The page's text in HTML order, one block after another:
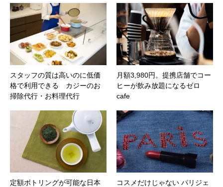
スタッフの質は高いのに低価
格で利用できる カジーのお
掃除代行・お料理代行
月額3,980円。提携店舗でコー
ヒーが飲み放題になるゼロ
cafe
定額ボトリングが可能な日本
コスメだけじゃない パリジェ